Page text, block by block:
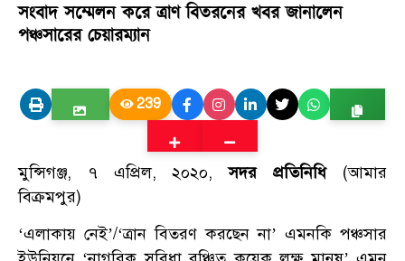
সংবাদ সম্মেলন করে ত্রাণ বিতরনের খবর জানালেন
পঞ্চসারের চেয়ারম্যান
239
মুন্সিগঞ্জ, ৭ এপ্রিল, ২০২০,সদর প্রতিনিধি(আমার
বিক্রমপুর)
‘এলাকায় নেই’/‘ত্রান বিতরণ করছেন না’ এমনকি পঞ্চসার